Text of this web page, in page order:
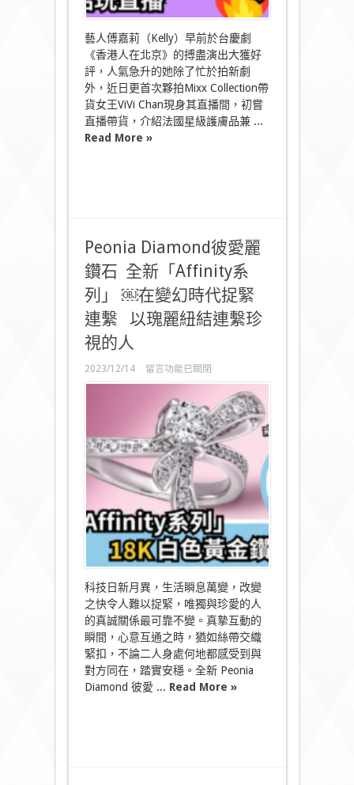
玩
直
播
護
膚
秘
訣
不
私
藏〉
中
藝人傅嘉莉（Kelly）早前於台慶劇
《香港人在北京》的搏盡演出大獲好
評，人氣急升的她除了忙於拍新劇
外，近日更首次夥拍Mixx Collection帶
貨女王ViVi Chan現身其直播間，初嘗
直播帶貨，介紹法國星級護膚品兼 ...
Read More »
Peonia Diamond彼愛麗
鑽石 全新「Affinity系
列」 ￼在變幻時代捉緊
連繫 以瑰麗紐結連繫珍
視的人
2023/12/14
在
〈Peonia
鑽
石
全
新
「Affinity
系
列」
￼
在
變
時
代
捉
緊
連
繫
以
留言功能已關閉
科技日新月異，生活瞬息萬變，改變
之快令人難以捉緊，唯獨與珍愛的人
的真誠關係最可靠不變。真摯互動的
瞬間，心意互通之時，猶如絲帶交織
緊扣，不論二人身處何地都感受到與
對方同在，踏實安穩。全新 Peonia
Diamond 彼愛 ... Read More »